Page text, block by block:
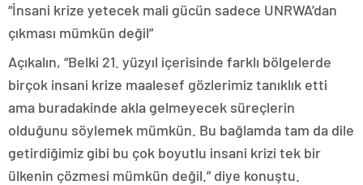
“İnsani krize yetecek mali gücün sadece UNRWA’dan
çıkması mümkün değil”
Açıkalın, “Belki 21. yüzyıl içerisinde farklı bölgelerde
birçok insani krize maalesef gözlerimiz tanıklık etti
ama buradakinde akla gelmeyecek süreçlerin
olduğunu söylemek mümkün. Bu bağlamda tam da dile
getirdiğimiz gibi bu çok boyutlu insani krizi tek bir
ülkenin çözmesi mümkün değil.” diye konuştu.